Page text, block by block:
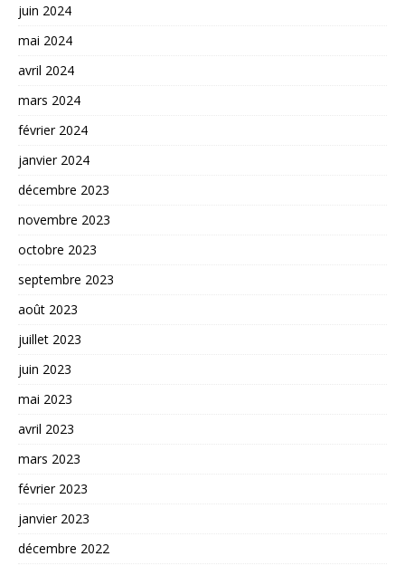
juin 2024
mai 2024
avril 2024
mars 2024
février 2024
janvier 2024
décembre 2023
novembre 2023
octobre 2023
septembre 2023
août 2023
juillet 2023
juin 2023
mai 2023
avril 2023
mars 2023
février 2023
janvier 2023
décembre 2022